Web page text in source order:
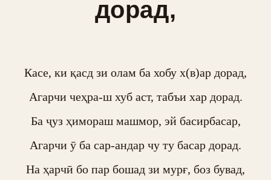
дорад,
Касе, ки қасд зи олам ба хобу х(в)ар дорад,
Агарчи чеҳра-ш хуб аст, табъи хар дорад.
Ба ҷуз ҳимораш машмор, эй басирбасар,
Агарчи ӯ ба сар-андар чу ту басар дорад.
На ҳарчӣ бо пар бошад зи мурғ, боз бувад,